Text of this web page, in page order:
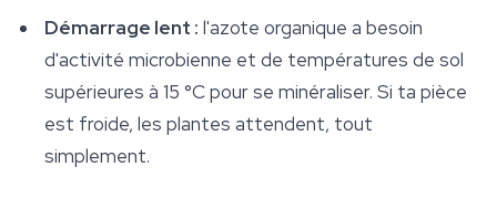
Démarrage lent : l'azote organique a besoin
d'activité microbienne et de températures de sol
supérieures à 15 °C pour se minéraliser. Si ta pièce
est froide, les plantes attendent, tout
simplement.